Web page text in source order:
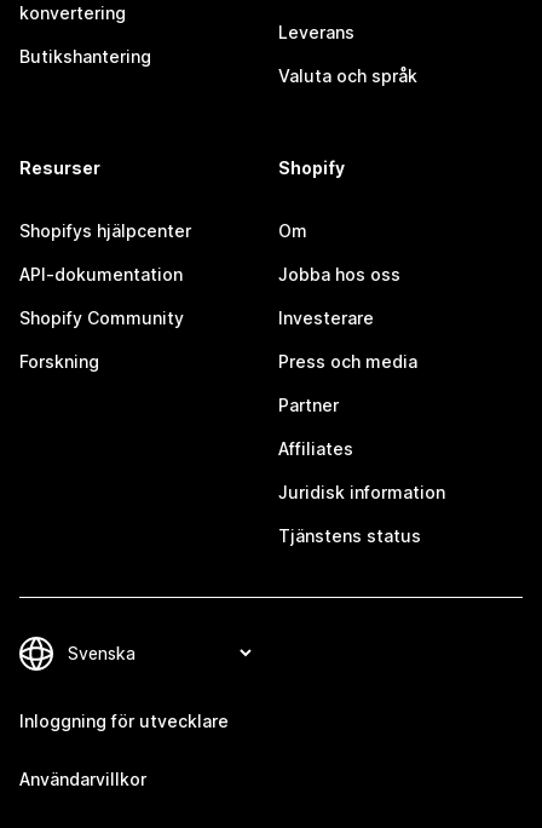
konvertering
Butikshantering
Leverans
Valuta och språk
Resurser
Shopifys hjälpcenter
API-dokumentation
Shopify Community
Forskning
Shopify
Om
Jobba hos oss
Investerare
Press och media
Partner
Affiliates
Juridisk information
Tjänstens status
Inloggning för utvecklare
Användarvillkor